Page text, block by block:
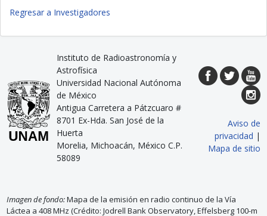
Regresar a Investigadores
Instituto de Radioastronomía y
Astrofísica
Universidad Nacional Autónoma
de México
Antigua Carretera a Pátzcuaro #
8701 Ex-Hda. San José de la
Huerta
Morelia, Michoacán, México C.P.
58089
Aviso de
privacidad |
Mapa de sitio
Imagen de fondo:Mapa de la emisión en radio continuo de la Vía
Láctea a 408 MHz (Crédito: Jodrell Bank Observatory, Effelsberg 100-m